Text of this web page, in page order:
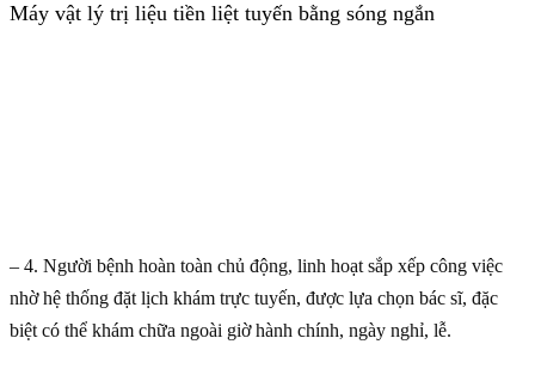
Máy vật lý trị liệu tiền liệt tuyến bằng sóng ngắn
– 4. Người bệnh hoàn toàn chủ động, linh hoạt sắp xếp công việc
nhờ hệ thống đặt lịch khám trực tuyến, được lựa chọn bác sĩ, đặc
biệt có thể khám chữa ngoài giờ hành chính, ngày nghỉ, lễ.